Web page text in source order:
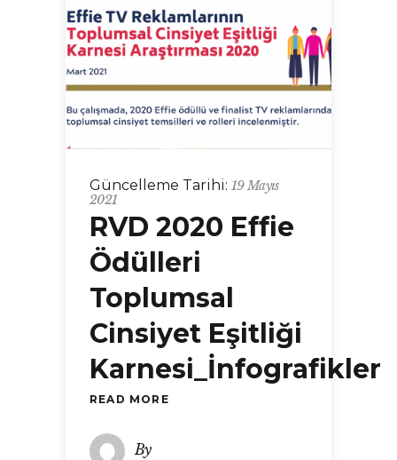
Güncelleme Tarihi: 19 Mayıs
2021
RVD 2020 Effie
Ödülleri
Toplumsal
Cinsiyet Eşitliği
Karnesi_İnfografikler
READ MORE
By